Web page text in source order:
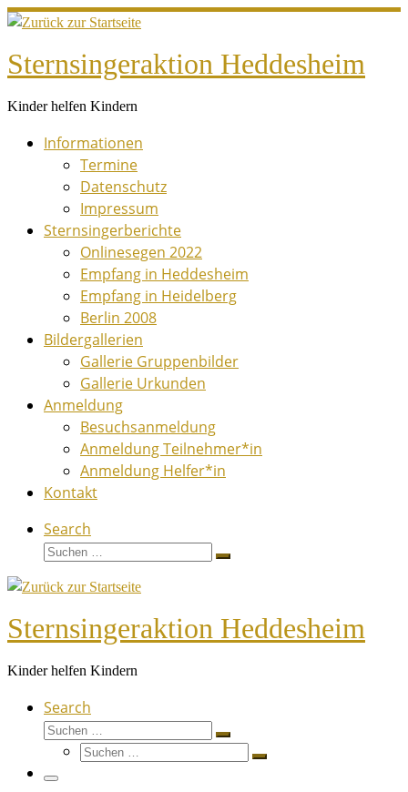
Zum
springen
Sternsingeraktion Heddesheim
Kinder helfen Kindern
Informationen
Termine
Datenschutz
Impressum
Sternsingerberichte
Onlinesegen 2022
Empfang in Heddesheim
Empfang in Heidelberg
Berlin 2008
Bildergallerien
Gallerie Gruppenbilder
Gallerie Urkunden
Anmeldung
Besuchsanmeldung
Anmeldung Teilnehmer*in
Anmeldung Helfer*in
Kontakt
Search
Suche
Suchen …
Sternsingeraktion Heddesheim
Kinder helfen Kindern
Search
Suche
Suchen …
Suche
Suchen …
Menü